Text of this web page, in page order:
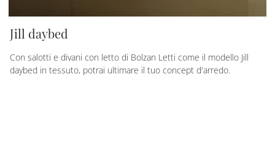
Jill daybed
Con salotti e divani con letto di Bolzan Letti come il modello Jill
daybed in tessuto, potrai ultimare il tuo concept d'arredo.